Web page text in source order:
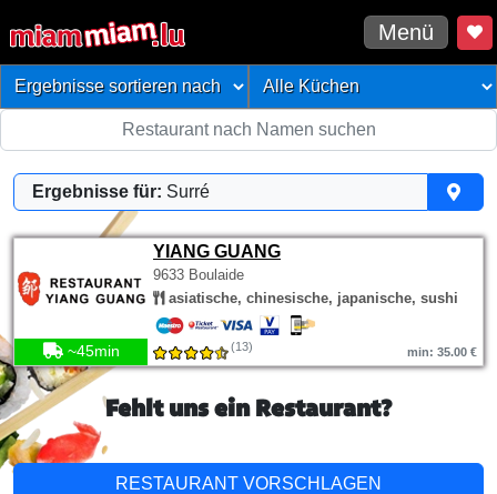
Menü
Ergebnisse für: Surré
YIANG GUANG
9633 Boulaide
asiatische, chinesische, japanische, sushi
~45min (13) min: 35.00 €
Fehlt uns ein Restaurant?
RESTAURANT VORSCHLAGEN